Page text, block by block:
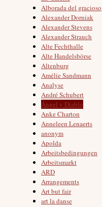
Alborada del gracioso
Alexander Dorniak
Alexander Stevens
Alexander Strauch
Alte Fechthalle
Alte Handelsbörse
Altenburg
Amélie Sandmann
Analyse
André Schubert
Ángel y Diablo
Anke Charton
Anneleen Lenaerts
anonym
Apolda
Arbeitsbedingungen
Arbeitsmarkt
ARD
Arrangements
Art but fair
art la danse